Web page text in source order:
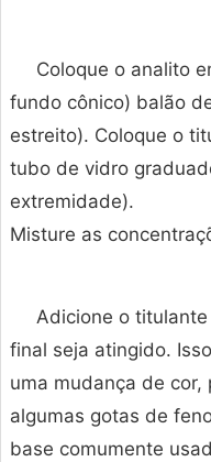
Coloque o analito
fundo cônico) balão
estreito). Coloque o
tubo de vidro
extremidade).
Misture as
Adicione o
final seja atingido.
uma mudança de
algumas gotas de
base comumente